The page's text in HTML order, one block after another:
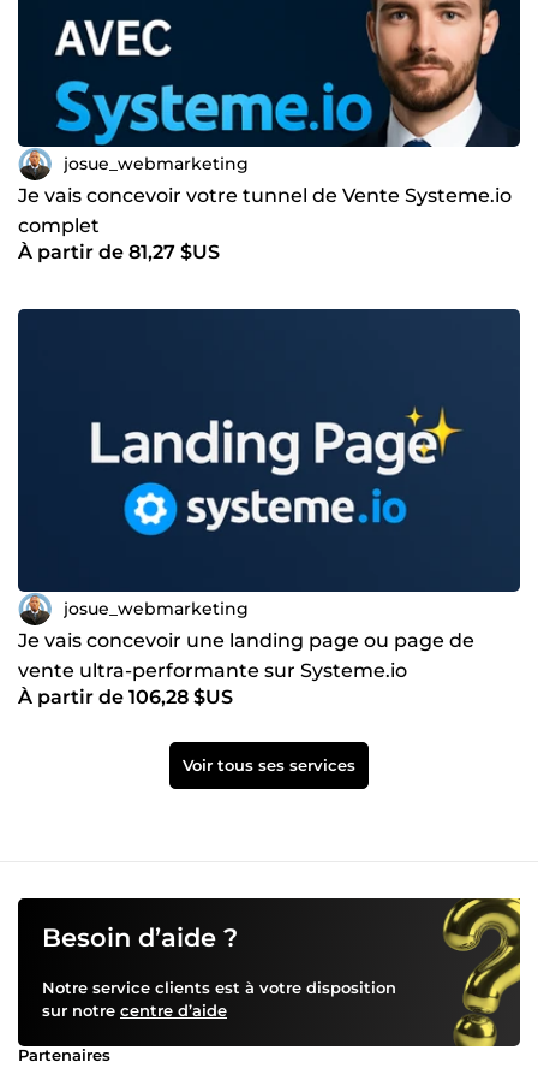
josue_webmarketing
Je vais concevoir votre tunnel de Vente Systeme.io
complet
À partir de 81,27 $US
josue_webmarketing
Je vais concevoir une landing page ou page de
vente ultra-performante sur Systeme.io
À partir de 106,28 $US
Voir tous ses services
Besoin d’aide ?
Notre service clients est à votre disposition
sur notre centre d’aide
Partenaires